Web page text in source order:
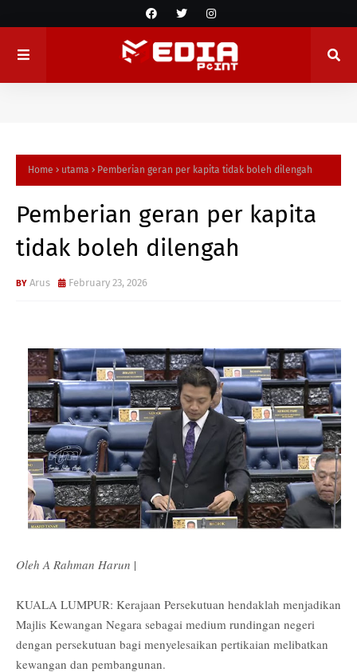
Home utama Pemberian geran per kapita tidak boleh dilengah
Pemberian geran per kapita
tidak boleh dilengah
Arus February 23, 2026
Oleh A Rahman Harun |
KUALA LUMPUR: Kerajaan Persekutuan hendaklah menjadikan
Majlis Kewangan Negara sebagai medium rundingan negeri
dengan persekutuan bagi menyelesaikan pertikaian melibatkan
kewangan dan pembangunan.